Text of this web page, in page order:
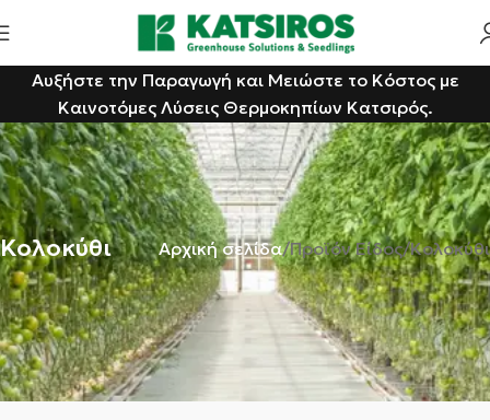
Αυξήστε την Παραγωγή και Μειώστε το Κόστος με
Καινοτόμες Λύσεις Θερμοκηπίων Κατσιρός.
Κολοκύθι Αρχική σελίδα Προϊόν Είδος Κολοκύθι